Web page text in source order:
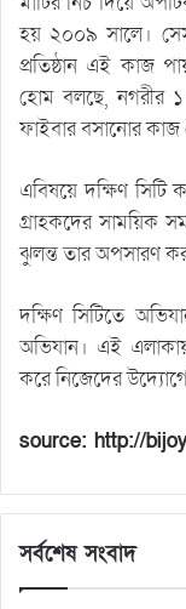
হয় ২০০৯ সালে।
প্রতিষ্ঠান এই কাজ
হোম বলছে, নগরীর
ফাইবার বসানোর কাজ
এবিষয়ে দক্ষিণ
গ্রাহকদের সাময়িক
ঝুলন্ত তার অপসারণ
দক্ষিণ সিটিতে
অভিযান। এই
করে নিজেদের
source: http://
সর্বশেষ সংবাদ